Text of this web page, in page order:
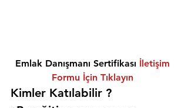
Emlak Danışmanı Sertifikası İletişim
Formu İçin Tıklayın
Kimler Katılabilir ?